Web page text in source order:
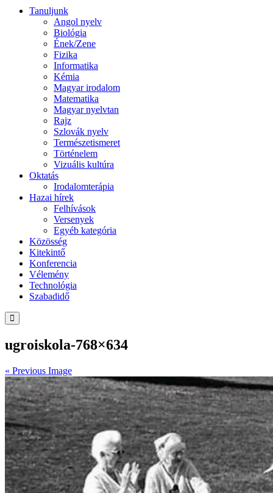
Tanuljunk
Angol nyelv
Biológia
Ének/Zene
Fizika
Informatika
Kémia
Magyar irodalom
Matematika
Magyar nyelvtan
Rajz
Szlovák nyelv
Természetismeret
Történelem
Vizuális kultúra
Oktatás
Irodalomterápia
Hazai hírek
Felhívások
Versenyek
Egyéb kategória
Közösség
Kitekintő
Konferencia
Vélemény
Technológia
Szabadidő
ugroiskola-768×634
« Previous Image